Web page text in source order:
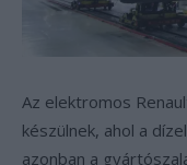
Az elektromos
készülnek, ahol a
azonban a